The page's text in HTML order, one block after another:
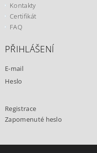
Kontakty
Certifikát
FAQ
PŘIHLÁŠENÍ
E-mail
Heslo
Registrace
Zapomenuté heslo